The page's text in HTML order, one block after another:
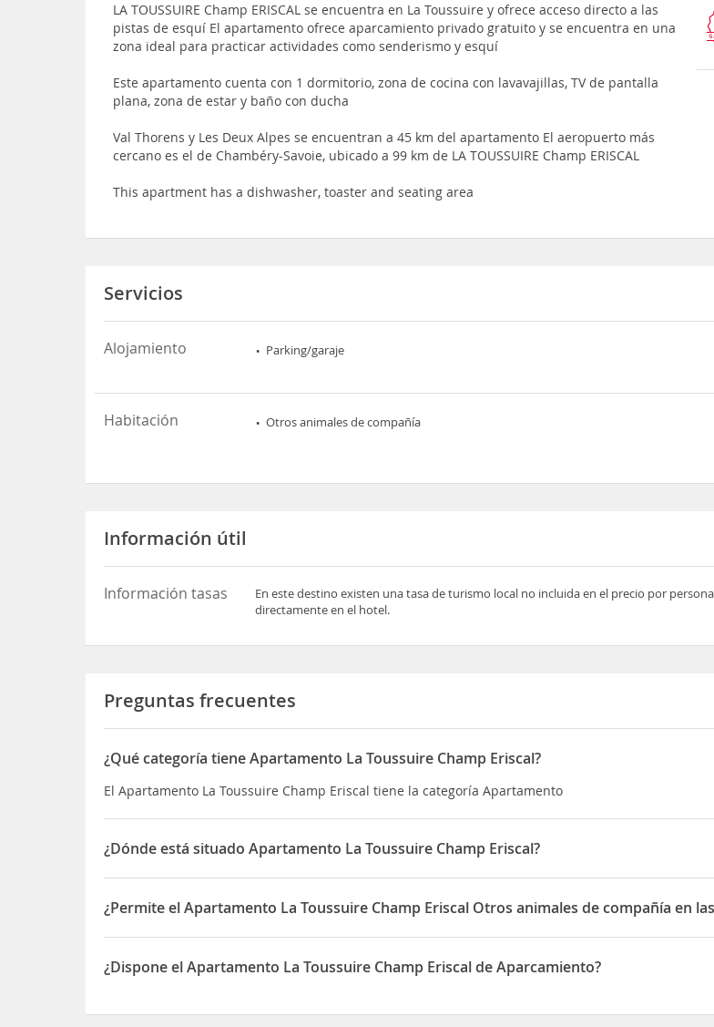
LA TOUSSUIRE Champ ERISCAL se encuentra en La Toussuire y ofrece acceso directo a las
pistas de esquí El apartamento ofrece aparcamiento privado gratuito y se encuentra en una
zona ideal para practicar actividades como senderismo y esquí
Este apartamento cuenta con 1 dormitorio, zona de cocina con lavavajillas, TV de pantalla
plana, zona de estar y baño con ducha
Val Thorens y Les Deux Alpes se encuentran a 45 km del apartamento El aeropuerto más
cercano es el de Chambéry-Savoie, ubicado a 99 km de LA TOUSSUIRE Champ ERISCAL
This apartment has a dishwasher, toaster and seating area
Servicios
Alojamiento Parking/garaje
Habitación Otros animales de compañía
Información útil
Información tasas
En este destino existen una tasa de turismo local no incluida en el precio por
directamente en el hotel.
Preguntas frecuentes
¿Qué categoría tiene Apartamento La Toussuire Champ Eriscal?
El Apartamento La Toussuire Champ Eriscal tiene la categoría Apartamento
¿Dónde está situado Apartamento La Toussuire Champ Eriscal?
El Apartamento La Toussuire Champ Eriscal está situado en 1° étage Champ ERISCAL
¿Permite el Apartamento La Toussuire Champ Eriscal Otros animales de compañía en
Sí, el Apartamento La Toussuire Champ Eriscal permite Otros animales de compañía en las
¿Dispone el Apartamento La Toussuire Champ Eriscal de Aparcamiento?